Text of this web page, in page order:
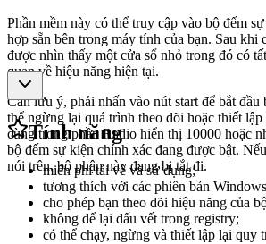
Phần mềm này có thể truy cập vào bộ đếm
hợp sẵn bên trong máy tính của bạn. Sau khi
được nhìn thấy một cửa sổ nhỏ trong đó có
quan về hiệu năng hiện tại.
Cần lưu ý, phải nhấn vào nút start để bắt đầu
thể ngừng lại quá trình theo dõi hoặc thiết
cùng trong phần Radio hiển thị 10000 hoặc
bộ đếm sự kiện chính xác đang được bật.
nói trên, bộ phận này đang bị tắt đi.
Tính năng
miễn phí tải về và sử dụng;
tương thích với các phiên bản
cho phép bạn theo dõi hiệu năng của
không để lại dấu vết trong registry;
có thể chạy, ngừng và thiết lập lại quy